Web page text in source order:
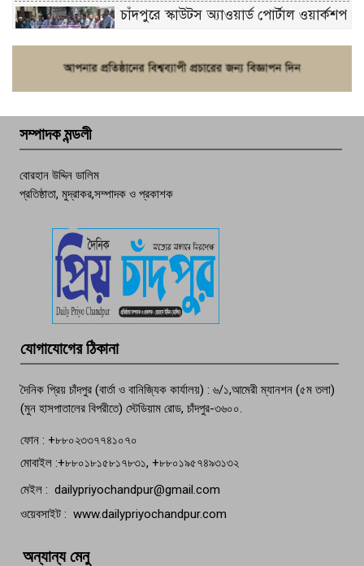
চাঁদপুরে স্কাউটস অ্যাওয়ার্ড পোর্টাল ওয়ার্কশপ
পচা দুর্গন্ধে ৯৯৯-এ ফোন, ফরিদগঞ্জে
তরুণের অর্ধগলিত লাশ উদ্ধার
বেঁচে নেই, বিভিন্ন সংগঠনের শোক
সম্পাদক মন্ডলী
বোরহান উদ্দিন ডালিম
প্রতিষ্ঠাতা, মুদ্রাকর,সম্পাদক ও প্রকাশক
যোগাযোগের ঠিকানা
দৈনিক প্রিয় চাঁদপুর (বার্তা ও বানিজ্যিক কার্যালয়) : ৬/১,আমেরী ম্যানশন (৫ম তলা)
(মুন হাসপাতালের বিপরীতে) স্টেডিয়াম রোড, চাঁদপুর-৩৬০০.
ফোন : +৮৮০২৩৩৭৭৪১০৭০
মোবাইল :+৮৮০১৮১৫৮১৭৮৩১, +৮৮০১৯৫৭৪৯৩১৩২
মেইল : dailypriyochandpur@gmail.com
ওয়েবসাইট : www.dailypriyochandpur.com
অন্যান্য মেনু